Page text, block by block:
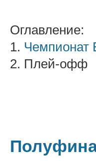
Оглавление:
1. Чемпионат
2. Плей-офф